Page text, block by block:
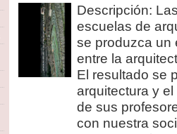
Descripción:
escuelas de
se produzca un
entre la
El resultado se
arquitectura y
de sus
con nuestra